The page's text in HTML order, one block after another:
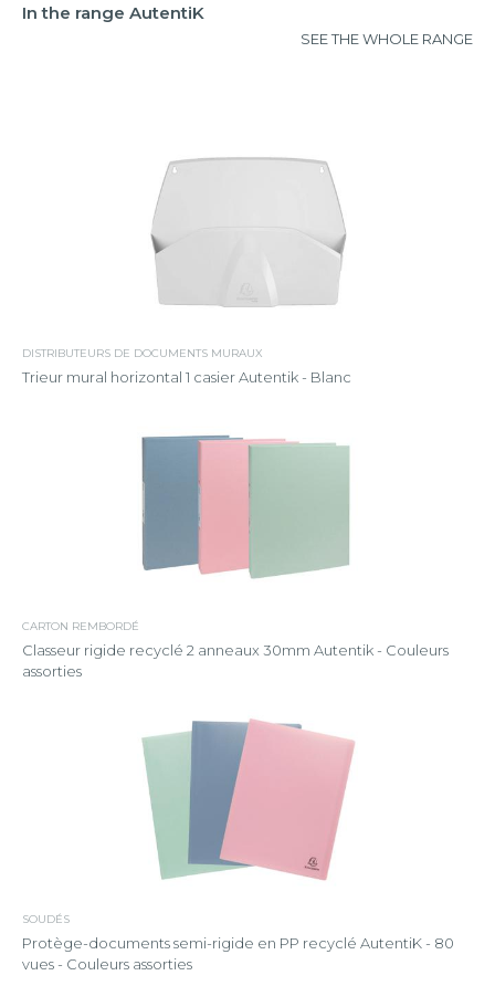
In the range AutentiK
SEE THE WHOLE RANGE
DISTRIBUTEURS DE DOCUMENTS MURAUX
Trieur mural horizontal 1 casier Autentik - Blanc
CARTON REMBORDÉ
Classeur rigide recyclé 2 anneaux 30mm Autentik - Couleurs
assorties
SOUDÉS
Protège-documents semi-rigide en PP recyclé AutentiK - 80
vues - Couleurs assorties